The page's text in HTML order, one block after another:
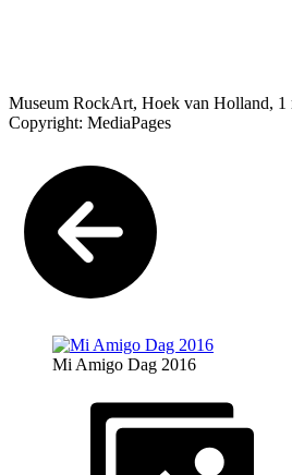
Museum RockArt, Hoek van Holland, 1
Copyright: MediaPages
Mi Amigo Dag 2016